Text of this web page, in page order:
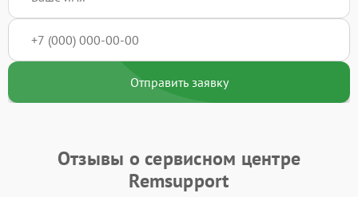
Отправить заявку
Отзывы о сервисном центре
Remsupport